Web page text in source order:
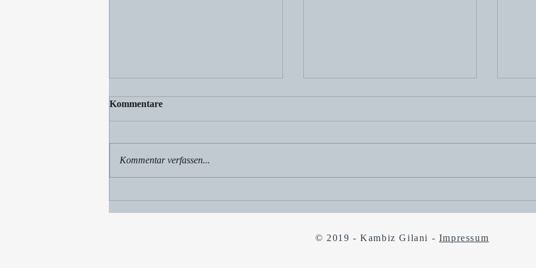
به یادت باز
گاهی فراموش می کنیم شیرین ترین
آنچه را که می ستودیم آن را که می
پرستیدیم و شب آغاز فریاد را. گاهی
در گلوی انسان برخاسته
« بر کشورم چه رفته است » بر
دیری است آزادی را بر دار کرده اند و
سو
آور
Kommentare
Kommentar verfassen...
© 2019 - Kambiz Gilani - Impressum